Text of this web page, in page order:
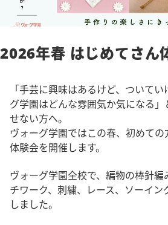
2026年春 はじめてさん
「手芸に興味はあるけど、ついて
グ学園はどんな雰囲気か気になる
せない方へ。
ヴォーグ学園ではこの春、初めて
体験会を開催します。
ヴォーグ学園全校で、編物の棒針編
チワーク、刺繍、レース、ソーイン
しました。